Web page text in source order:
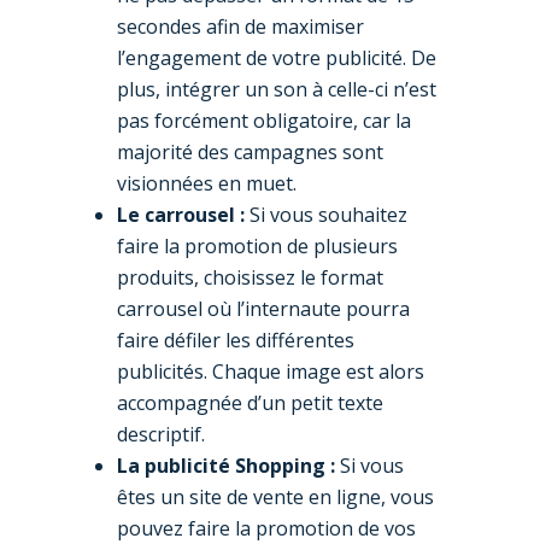
secondes afin de maximiser
l’engagement de votre publicité. De
plus, intégrer un son à celle-ci n’est
pas forcément obligatoire, car la
majorité des campagnes sont
visionnées en muet.
Le carrousel :Si vous souhaitez
faire la promotion de plusieurs
produits, choisissez le format
carrousel où l’internaute pourra
faire défiler les différentes
publicités. Chaque image est alors
accompagnée d’un petit texte
descriptif.
La publicité Shopping :Si vous
êtes un site de vente en ligne, vous
pouvez faire la promotion de vos